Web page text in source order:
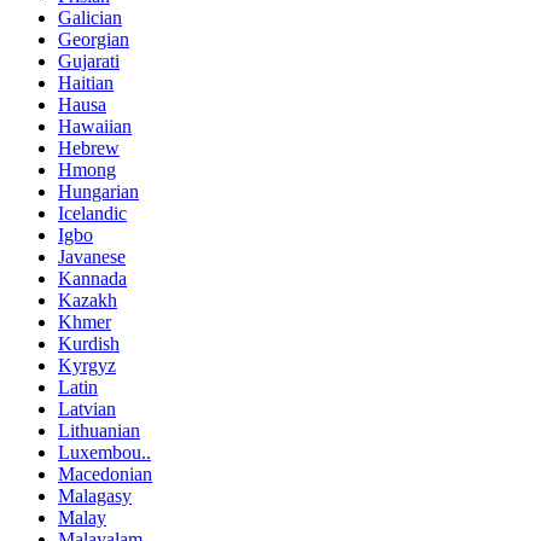
Galician
Georgian
Gujarati
Haitian
Hausa
Hawaiian
Hebrew
Hmong
Hungarian
Icelandic
Igbo
Javanese
Kannada
Kazakh
Khmer
Kurdish
Kyrgyz
Latin
Latvian
Lithuanian
Luxembou..
Macedonian
Malagasy
Malay